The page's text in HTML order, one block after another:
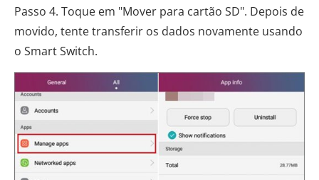
Passo 4. Toque em "Mover para cartão SD". Depois de
movido, tente transferir os dados novamente usando
o Smart Switch.